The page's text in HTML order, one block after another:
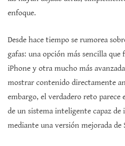
enfoque.
Desde hace tiempo se rumorea
gafas: una opción más sencilla
iPhone y otra mucho más
mostrar contenido directamente
embargo, el verdadero reto parece
de un sistema inteligente capaz
mediante una versión mejorada de